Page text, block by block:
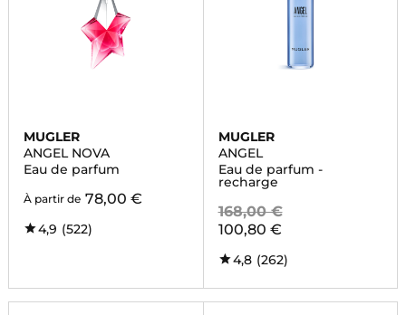
MUGLER
ANGEL NOVA
Eau de parfum
À partir de 78,00 €
4,9 (522)
MUGLER
ANGEL
Eau de parfum -
recharge
168,00 €
100,80 €
4,8 (262)